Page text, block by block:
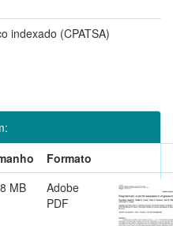
indexado (CPATSA)
Formato
MB
Adobe
PDF